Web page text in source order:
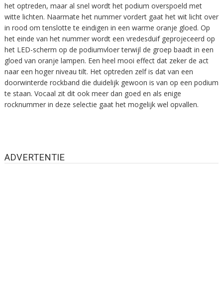
het optreden, maar al snel wordt het podium overspoeld met
witte lichten. Naarmate het nummer vordert gaat het wit licht over
in rood om tenslotte te eindigen in een warme oranje gloed. Op
het einde van het nummer wordt een vredesduif geprojeceerd op
het LED-scherm op de podiumvloer terwijl de groep baadt in een
gloed van oranje lampen. Een heel mooi effect dat zeker de act
naar een hoger niveau tilt. Het optreden zelf is dat van een
doorwinterde rockband die duidelijk gewoon is van op een podium
te staan. Vocaal zit dit ook meer dan goed en als enige
rocknummer in deze selectie gaat het mogelijk wel opvallen.
ADVERTENTIE